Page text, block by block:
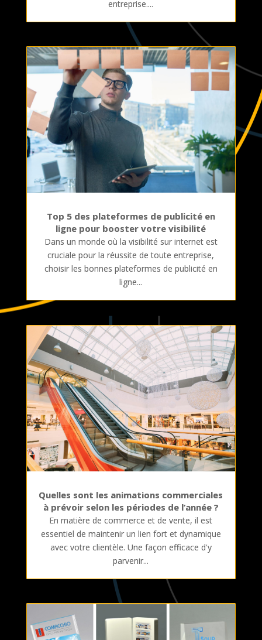
entreprise....
Top 5 des plateformes de publicité en
ligne pour booster votre visibilité
Dans un monde où la visibilité sur internet est
cruciale pour la réussite de toute entreprise,
choisir les bonnes plateformes de publicité en
ligne...
Quelles sont les animations commerciales
à prévoir selon les périodes de l’année ?
En matière de commerce et de vente, il est
essentiel de maintenir un lien fort et dynamique
avec votre clientèle. Une façon efficace d'y
parvenir...